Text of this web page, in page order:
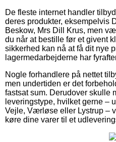
De fleste internet handler
deres produkter, eksempelvis
Beskow, Mrs Dill Krus, men
du når at bestille før et givent
sikkerhed kan nå at få dit nye
lagermedarbejderne har
Nogle forhandlere på nettet
men undertiden er det
fastsat sum. Derudover
leveringstype, hvilket gerne –
Vejle, Værløse eller Lystrup –
køre dine varer til et